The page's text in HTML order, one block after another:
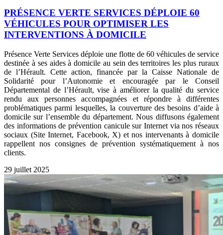
PRÉSENCE VERTE SERVICES DÉPLOIE 60
VÉHICULES POUR OPTIMISER LES
INTERVENTIONS À DOMICILE
Présence Verte Services déploie une flotte de 60 véhicules de service
destinée à ses aides à domicile au sein des territoires les plus ruraux
de l’Hérault. Cette action, financée par la Caisse Nationale de
Solidarité pour l’Autonomie et encouragée par le Conseil
Départemental de l’Hérault, vise à améliorer la qualité du service
rendu aux personnes accompagnées et répondre à différentes
problématiques parmi lesquelles, la couverture des besoins d’aide à
domicile sur l’ensemble du département. Nous diffusons également
des informations de prévention canicule sur Internet via nos réseaux
sociaux (Site Internet, Facebook, X) et nos intervenants à domicile
rappellent nos consignes de prévention systématiquement à nos
clients.
29 juillet 2025